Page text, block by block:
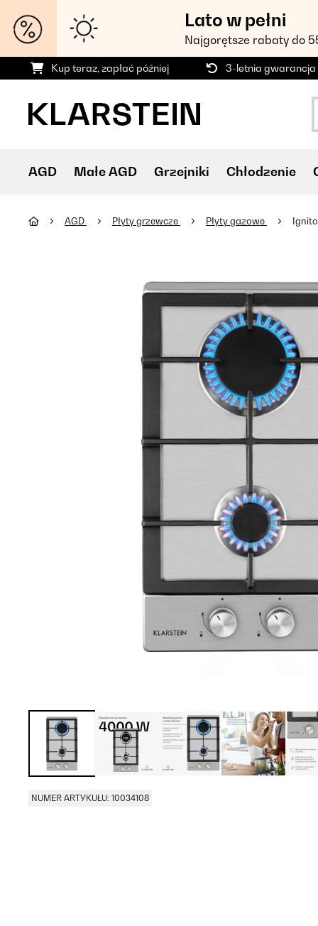
Lato w pełni
Najgorętsze rabaty do
Kup teraz, zapłać później 3-letnia gwarancja
AGD Małe AGD Grzejniki Chłodzenie
AGD Płyty grzewcze Płyty gazowe
NUMER ARTYKUŁU: 10034108